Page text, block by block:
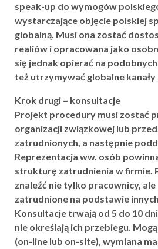
speak-up do wymogów
wystarczające objęcie polskiej
globalną. Musi ona zostać
realiów i opracowana jako
się jednak opierać na
też utrzymywać globalne kanały
Krok drugi – konsultacje
Projekt procedury musi zostać
organizacji związkowej lub
zatrudnionych, a następnie
Reprezentacja ww. osób
strukturę zatrudnienia w firmie.
znaleźć nie tylko pracownicy,
zatrudnione na podstawie
Konsultacje trwają od 5 do 10
nie określają ich przebiegu.
(on-line lub on-site), wymiana